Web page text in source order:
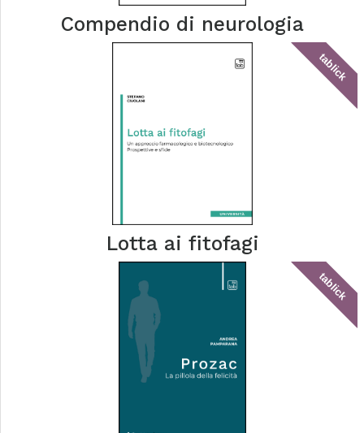
Compendio di neurologia
tablick
Lotta ai fitofagi
tablick